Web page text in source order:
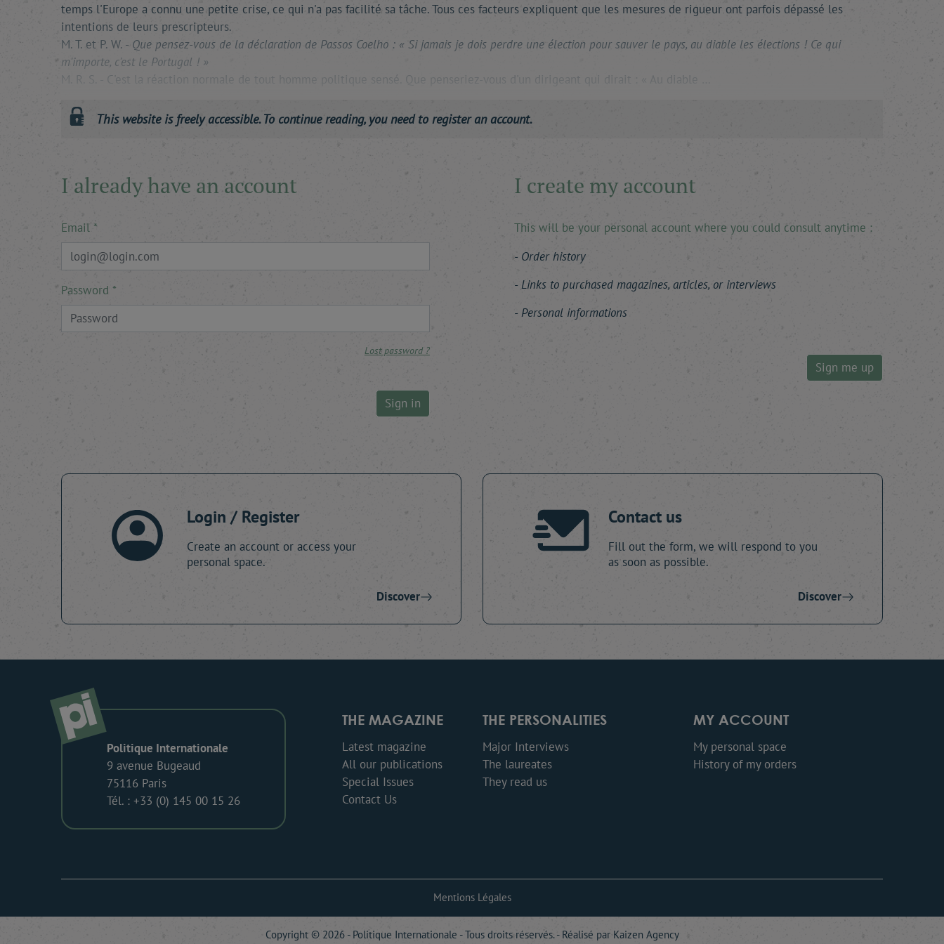
temps l'Europe a connu une petite crise, ce qui n'a pas facilité sa tâche. Tous ces facteurs expliquent que les mesures de rigueur ont parfois dépassé les
intentions de leurs prescripteurs.
M. T. et P. W. - Que pensez-vous de la déclaration de Passos Coelho : « Si jamais je dois perdre une élection pour sauver le pays, au diable les élections ! Ce qui
m'importe, c'est le Portugal ! »
M. R. S. - C'est la réaction normale de tout homme politique sensé. Que penseriez-vous d'un dirigeant qui dirait : « Au diable …
This website is freely accessible. To continue reading, you need to register an account.
I already have an account
Email
Password
Lost password ?
Sign in
I create my account
This will be your personal account where you could consult anytime :
Order history
Links to purchased magazines, articles, or interviews
Personal informations
Sign me up
Login / Register
Create an account or access your
personal space.
Discover
Contact us
Fill out the form, we will respond to you
as soon as possible.
Discover
Politique Internationale
9 avenue Bugeaud
75116 Paris
Tél. : +33 (0) 145 00 15 26
THE MAGAZINE
Latest magazine
All our publications
Special Issues
Contact Us
THE PERSONALITIES
Major Interviews
The laureates
They read us
MY ACCOUNT
My personal space
History of my orders
Mentions Légales
Copyright © 2026 - Politique Internationale - Tous droits réservés. - Réalisé par Kaizen Agency